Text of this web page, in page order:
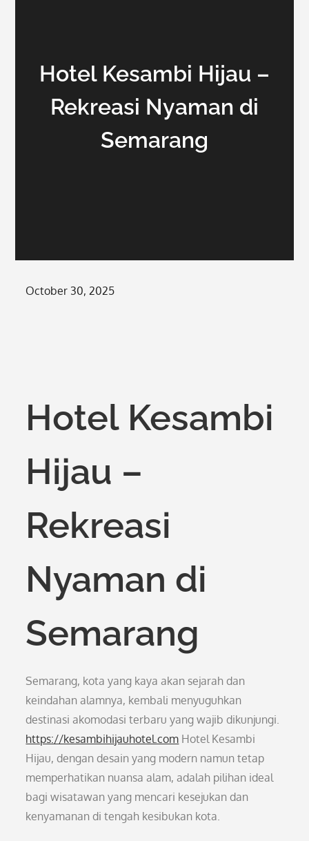
Hotel Kesambi Hijau –
Rekreasi Nyaman di
Semarang
Posted
October 30, 2025
Hotel Kesambi
Hijau –
Rekreasi
Nyaman di
Semarang
Semarang, kota yang kaya akan sejarah dan
keindahan alamnya, kembali menyuguhkan
destinasi akomodasi terbaru yang wajib dikunjungi.
https://kesambihijauhotel.com Hotel Kesambi
Hijau, dengan desain yang modern namun tetap
memperhatikan nuansa alam, adalah pilihan ideal
bagi wisatawan yang mencari kesejukan dan
kenyamanan di tengah kesibukan kota.